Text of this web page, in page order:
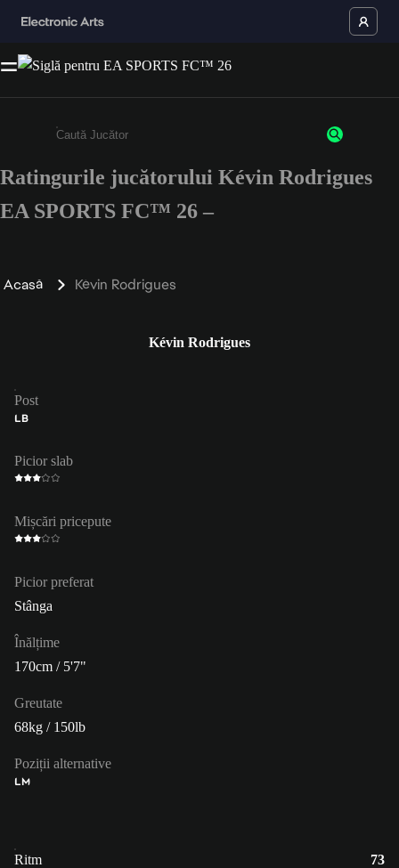
Enter a minimum of 3 characters or numbers
Ratingurile jucătorului Kévin Rodrigues
EA SPORTS FC™ 26 –
Acasă Kévin Rodrigues
Kévin Rodrigues
Post
LB
Picior slab
Mișcări pricepute
Picior preferat
Stânga
Înălțime
170cm / 5'7"
Greutate
68kg / 150lb
Poziții alternative
LM
Ritm
73